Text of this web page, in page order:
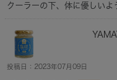
クーラーの下、体に優しいよ
投稿日：2023年07月09日